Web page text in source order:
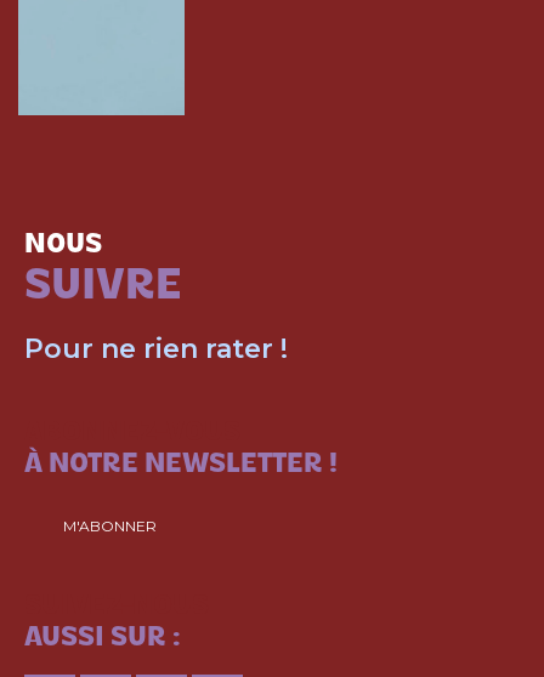
NOUS
SUIVRE
Pour ne rien rater !
À NOTRE NEWSLETTER !
M'ABONNER
AUSSI SUR :